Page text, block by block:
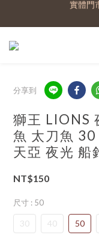
註
分享到
獅王 LIONS
魚 太刀魚
天亞 夜光 船
NT$150
尺寸 : 50
30 40 50